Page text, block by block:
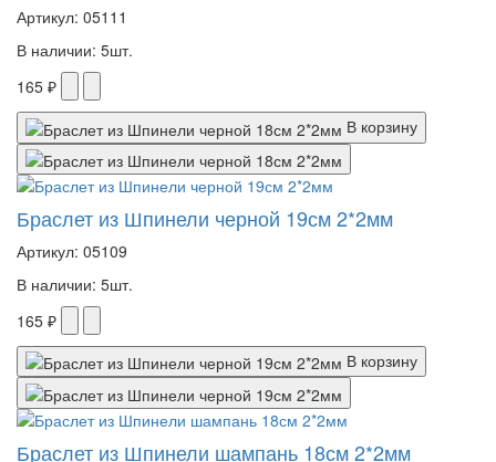
Артикул: 05111
В наличии: 5шт.
165 ₽
В корзину
Браслет из Шпинели черной 19см 2*2мм
Артикул: 05109
В наличии: 5шт.
165 ₽
В корзину
Браслет из Шпинели шампань 18см 2*2мм